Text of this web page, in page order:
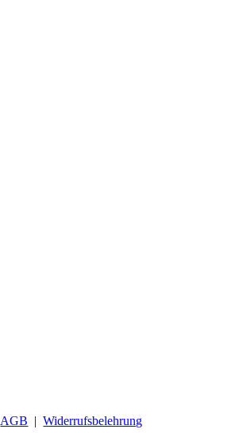
AGB |Widerrufsbelehrung